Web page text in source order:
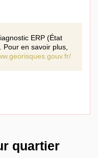
ERP (État
Pour en savoir plus,
quartier